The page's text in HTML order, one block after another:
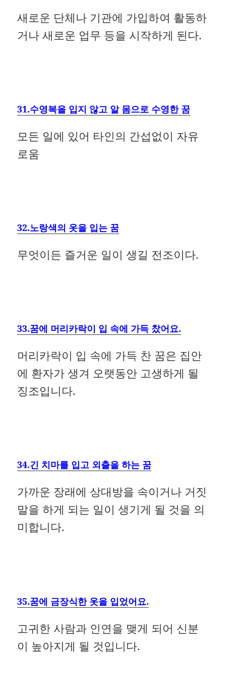
새로운 단체나 기관에 가입하여 활동하
거나 새로운 업무 등을 시작하게 된다.
31.수영복을 입지 않고 알 몸으로 수영한 꿈
모든 일에 있어 타인의 간섭없이 자유
로움
32.노랑색의 옷을 입는 꿈
무엇이든 즐거운 일이 생길 전조이다.
33.꿈에 머리카락이 입 속에 가득 찼어요.
머리카락이 입 속에 가득 찬 꿈은 집안
에 환자가 생겨 오랫동안 고생하게 될
징조입니다.
34.긴 치마를 입고 외출을 하는 꿈
가까운 장래에 상대방을 속이거나 거짓
말을 하게 되는 일이 생기게 될 것을 의
미합니다.
35.꿈에 금장식한 옷을 입었어요.
고귀한 사람과 인연을 맺게 되어 신분
이 높아지게 될 것입니다.